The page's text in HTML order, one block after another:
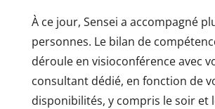
À ce jour, Sensei a accompagné
personnes. Le bilan de
déroule en visioconférence avec
consultant dédié, en fonction de
disponibilités, y compris le soir et